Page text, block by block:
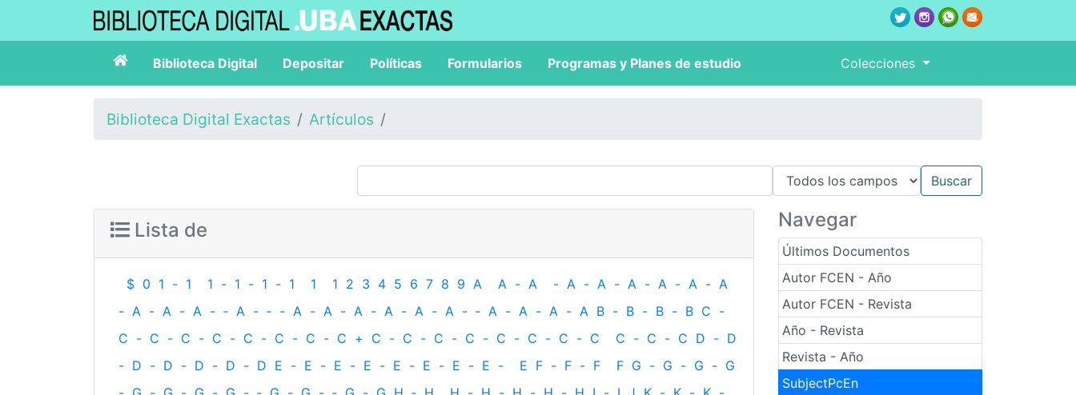
Biblioteca Digital Depositar Políticas Formularios Programas y Planes de estudio Colecciones
Biblioteca Digital Exactas Artículos
Navegar
Últimos Documentos
Autor FCEN - Año
Autor FCEN - Revista
Año - Revista
Revista - Año
SubjectPcEn
Lista de
$ 0 1 - 1 1 - 1 - 1 - 1 1 1 2 3 4 5 6 7 8 9 A A - A - A - A - A - A - A - A
- A - A - A - ‐ A - ‐ - A - A - A - A - A - A - ‐ A - A - A - A B - B - B - B C -
C - C - C - C - C - C - C - C + C - C - C - C - C - C - C - C C - C - C D - D
- D - D - D - D - D E - E - E - E - E - E - E - E - E F - F - F F G - G - G - G